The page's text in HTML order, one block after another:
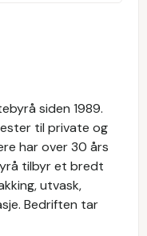
siden 1989.
til private og
har over 30 års
tilbyr et bredt
utvask,
Bedriften tar